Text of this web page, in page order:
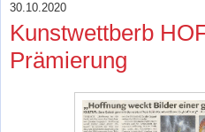
30.10.2020
Kunstwettberb
Prämierung